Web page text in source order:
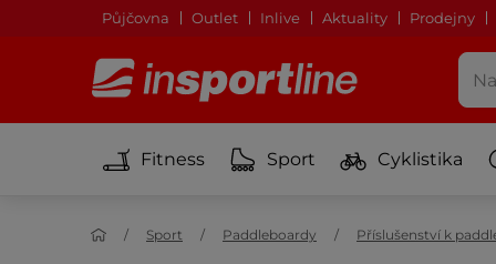
Půjčovna Outlet Inlive Aktuality Prodejny
Fitness Sport Cyklistika
Sport Paddleboardy Příslušenství k